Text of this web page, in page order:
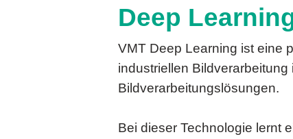
Deep
VMT Deep Learning ist eine
industriellen
Bildverarbeitungslösungen.
Bei dieser Technologie lernt